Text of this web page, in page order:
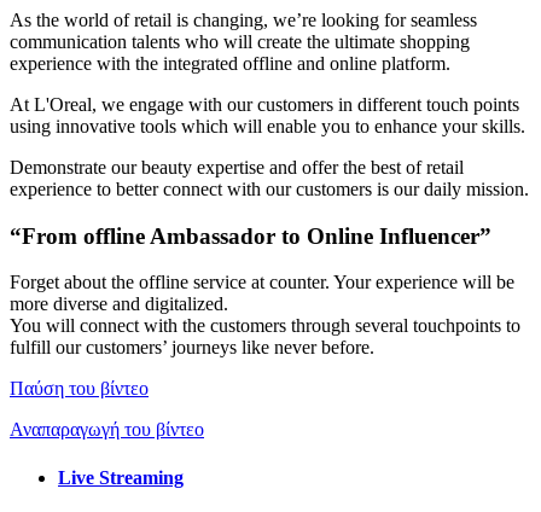
As the world of retail is changing, we’re looking for seamless
communication talents who will create the ultimate shopping
experience with the integrated offline and online platform.​
At L'Oreal, we engage with our customers in different touch points
using innovative tools which will enable you to enhance your skills.​
Demonstrate our beauty expertise and offer the best of retail
experience to better connect with our customers is our daily mission.
“From offline Ambassador to Online Influencer”
Forget about the offline service at counter. Your experience will be
more diverse and digitalized.
You will connect with the customers ​through several touchpoints​ to
fulfill our customers’ journeys like never before.
Παύση του βίντεο
Αναπαραγωγή του βίντεο
Live Streaming